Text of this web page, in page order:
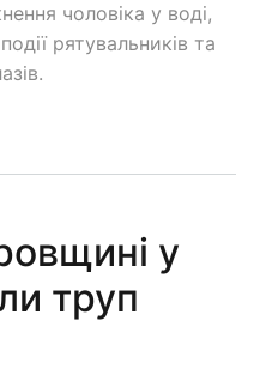
чоловіка у воді,
рятувальників та
у
труп